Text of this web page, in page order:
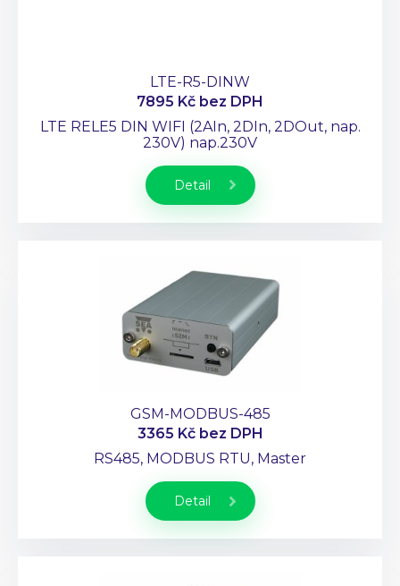
LTE-R5-DINW
7895 Kč bez DPH
LTE RELE5 DIN WIFI (2AIn, 2DIn, 2DOut, nap.
230V) nap.230V
Detail
GSM-MODBUS-485
3365 Kč bez DPH
RS485, MODBUS RTU, Master
Detail